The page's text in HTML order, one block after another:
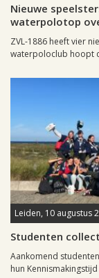
Nieuwe
waterpolotop
ZVL-1886 heeft vier
waterpoloclub hoopt
Leiden, 10 augustus
Studenten
Aankomend
hun